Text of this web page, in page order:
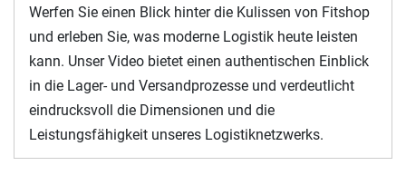
Werfen Sie einen Blick hinter die Kulissen von Fitshop
und erleben Sie, was moderne Logistik heute leisten
kann. Unser Video bietet einen authentischen Einblick
in die Lager- und Versandprozesse und verdeutlicht
eindrucksvoll die Dimensionen und die
Leistungsfähigkeit unseres Logistiknetzwerks.